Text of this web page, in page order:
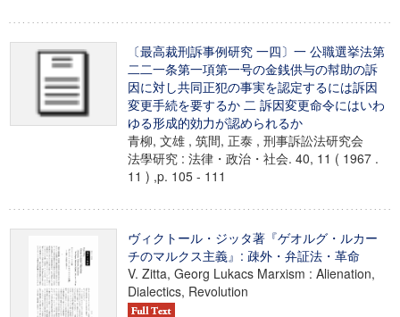
〔最高裁刑訴事例研究 一四〕一 公職選挙法第
二二一条第一項第一号の金銭供与の幇助の訴
因に対し共同正犯の事実を認定するには訴因
変更手続を要するか 二 訴因変更命令にはいわ
ゆる形成的効力が認められるか
青柳, 文雄 , 筑間, 正泰 , 刑事訴訟法研究会
法學研究 : 法律・政治・社会. 40, 11 ( 1967 .
11 ) ,p. 105 - 111
ヴィクトール・ジッタ著『ゲオルグ・ルカー
チのマルクス主義』: 疎外・弁証法・革命
V. Zitta, Georg Lukacs Marxism : Alienation,
Dialectics, Revolution